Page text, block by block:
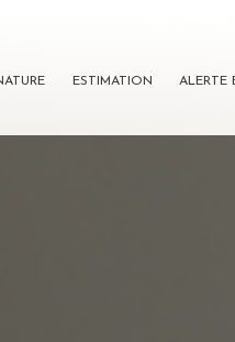
ESTIMATION